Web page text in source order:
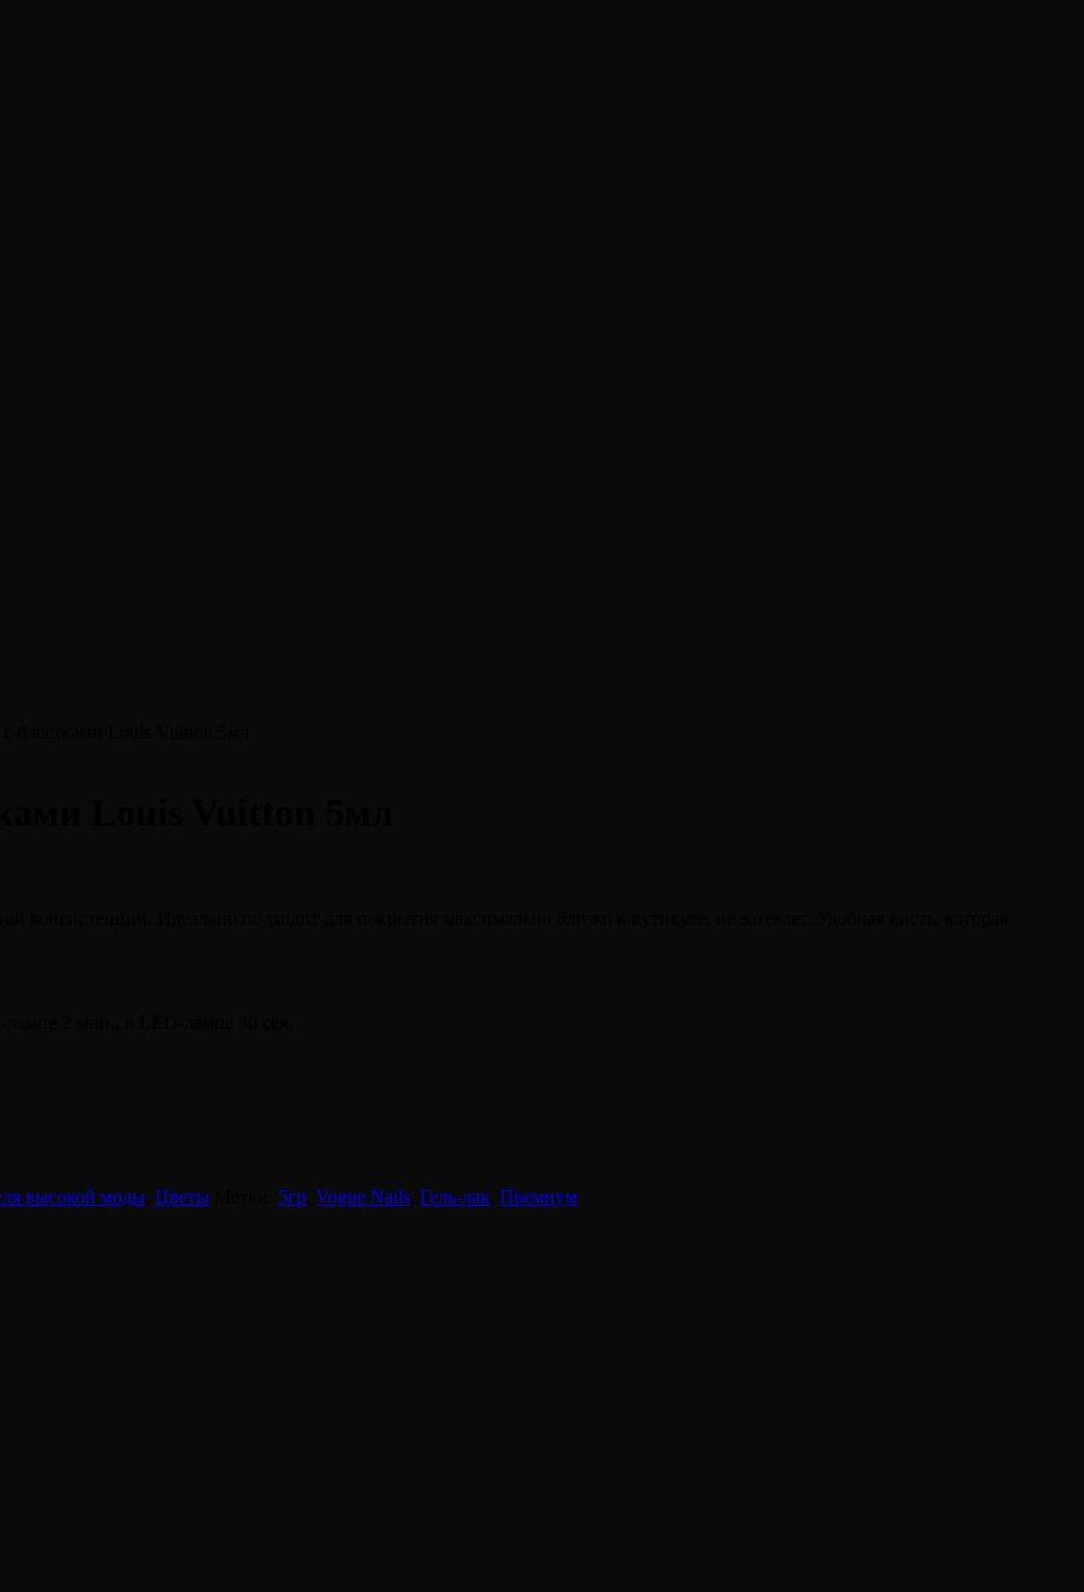
высокой моды Цветы 5гр Vogue Nails Гель-лак Премиум